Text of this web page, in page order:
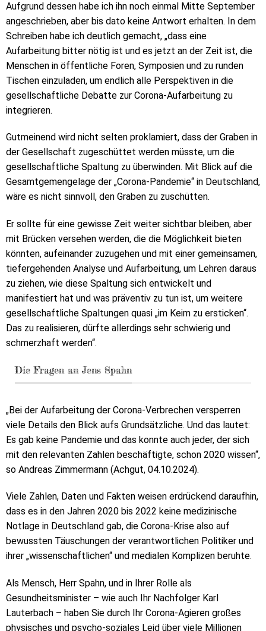
Aufgrund dessen habe ich ihn noch einmal Mitte September
angeschrieben, aber bis dato keine Antwort erhalten. In dem
Schreiben habe ich deutlich gemacht, „dass eine
Aufarbeitung bitter nötig ist und es jetzt an der Zeit ist, die
Menschen in öffentliche Foren, Symposien und zu runden
Tischen einzuladen, um endlich alle Perspektiven in die
gesellschaftliche Debatte zur Corona-Aufarbeitung zu
integrieren.
Gutmeinend wird nicht selten proklamiert, dass der Graben in
der Gesellschaft zugeschüttet werden müsste, um die
gesellschaftliche Spaltung zu überwinden. Mit Blick auf die
Gesamtgemengelage der „Corona-Pandemie“ in Deutschland,
wäre es nicht sinnvoll, den Graben zu zuschütten.
Er sollte für eine gewisse Zeit weiter sichtbar bleiben, aber
mit Brücken versehen werden, die die Möglichkeit bieten
könnten, aufeinander zuzugehen und mit einer gemeinsamen,
tiefergehenden Analyse und Aufarbeitung, um Lehren daraus
zu ziehen, wie diese Spaltung sich entwickelt und
manifestiert hat und was präventiv zu tun ist, um weitere
gesellschaftliche Spaltungen quasi „im Keim zu ersticken“.
Das zu realisieren, dürfte allerdings sehr schwierig und
schmerzhaft werden“.
Die Fragen an Jens Spahn
„Bei der Aufarbeitung der Corona-Verbrechen versperren
viele Details den Blick aufs Grundsätzliche. Und das lautet:
Es gab keine Pandemie und das konnte auch jeder, der sich
mit den relevanten Zahlen beschäftigte, schon 2020 wissen“,
so Andreas Zimmermann (Achgut, 04.10.2024).
Viele Zahlen, Daten und Fakten weisen erdrückend daraufhin,
dass es in den Jahren 2020 bis 2022 keine medizinische
Notlage in Deutschland gab, die Corona-Krise also auf
bewussten Täuschungen der verantwortlichen Politiker und
ihrer „wissenschaftlichen“ und medialen Komplizen beruhte.
Als Mensch, Herr Spahn, und in Ihrer Rolle als
Gesundheitsminister – wie auch Ihr Nachfolger Karl
Lauterbach – haben Sie durch Ihr Corona-Agieren großes
physisches und psycho-soziales Leid über viele Millionen